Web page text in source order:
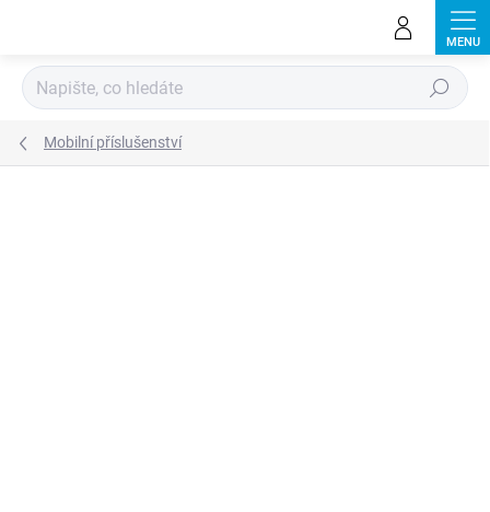
Hledat
Mobilní příslušenství